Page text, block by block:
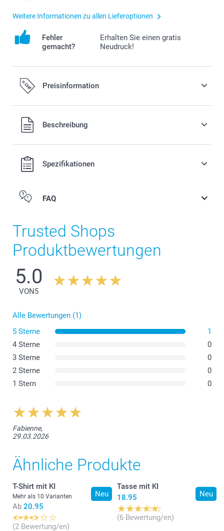
Weitere Informationen zu allen Lieferoptionen
Fehler
gemacht?
Erhalten Sie einen gratis
Neudruck!
Preisinformation
Alle Preise verstehen sich in Schweizer Franken (CHF) inkl.
MwSt. und zzgl. Versandkosten.
Beschreibung
Spezifikationen
Farbige Schürze
Weisse Schürze
FAQ
Trusted Shops
Produktbewertungen
5.0
VON5
Alle Bewertungen (1)
5 Sterne
1
4 Sterne
0
3 Sterne
0
2 Sterne
0
1 Stern
0
Fabienne,
29.03.2026
Ähnliche Produkte
Neu
T-Shirt mit KI
Mehr als 10 Varianten
Ab 20.95
(2 Bewertung/en)
Neu
Tasse mit KI
18.95
(6 Bewertung/en)